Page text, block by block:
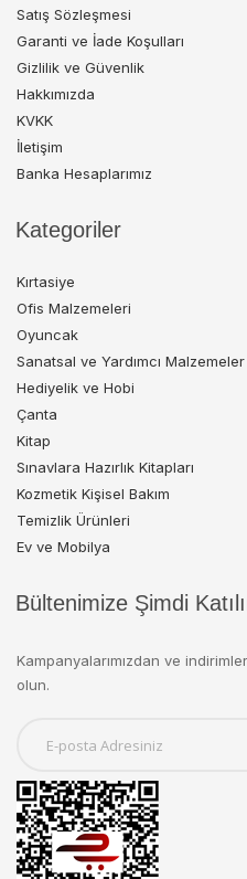
Satış Sözleşmesi
Garanti ve İade Koşulları
Gizlilik ve Güvenlik
Hakkımızda
KVKK
İletişim
Banka Hesaplarımız
Kategoriler
Kırtasiye
Ofis Malzemeleri
Oyuncak
Sanatsal ve Yardımcı Malzemeler
Hediyelik ve Hobi
Çanta
Kitap
Sınavlara Hazırlık Kitapları
Kozmetik Kişisel Bakım
Temizlik Ürünleri
Ev ve Mobilya
Bültenimize Şimdi
Kampanyalarımızdan ve
olun.